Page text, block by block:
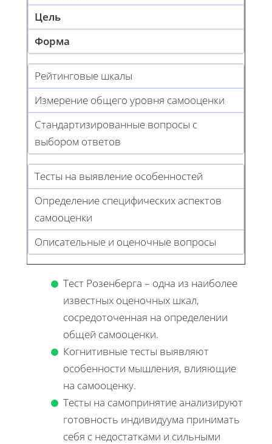
Цель
Форма
Рейтинговые шкалы
Измерение общего уровня самооценки
Стандартизированные вопросы с
выбором ответов
Тесты на выявление особенностей
Определение специфических аспектов
самооценки
Описательные и оценочные вопросы
Тест Розенберга – одна из наиболее
известных оценочных шкал,
сосредоточенная на определении
общей самооценки.
Когнитивные тесты выявляют
особенности мышления, влияющие
на самооценку.
Тесты на самопринятие анализируют
готовность индивидуума принимать
себя с недостатками и сильными